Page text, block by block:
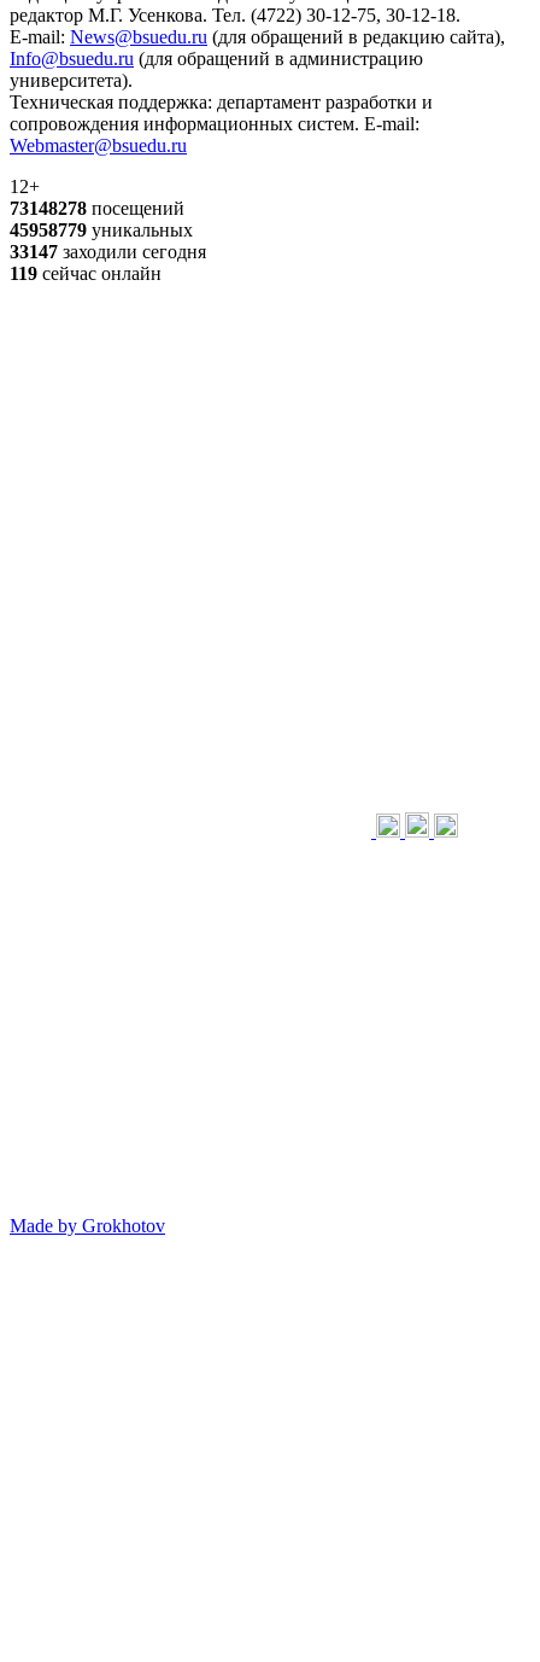
редактор М.Г. Усенкова. Тел. (4722) 30-12-75, 30-12-18.
E-mail: News@bsuedu.ru (для обращений в редакцию сайта),
Info@bsuedu.ru (для обращений в администрацию
университета).
Техническая поддержка: департамент разработки и
сопровождения информационных систем. E-mail:
Webmaster@bsuedu.ru
12+
73148278 посещений
45958779 уникальных
33147 заходили сегодня
119 сейчас онлайн
Made by Grokhotov